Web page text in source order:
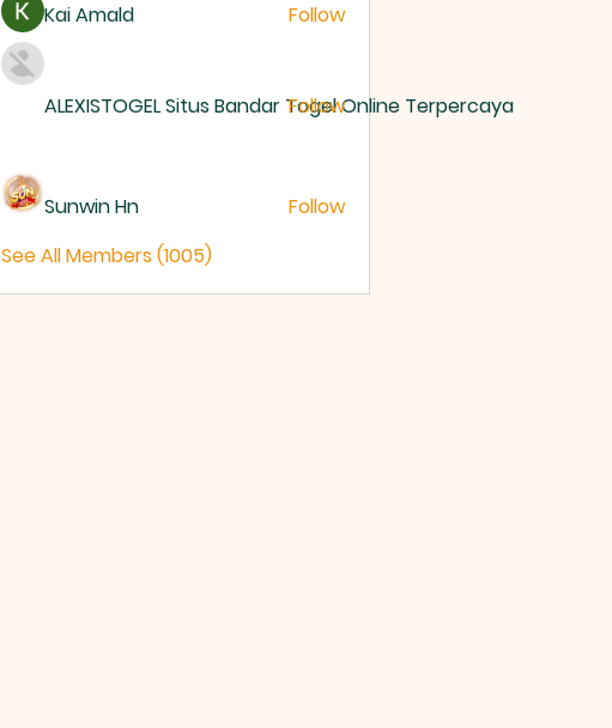
Kai Amald Follow
ALEXISTOGEL Situs Bandar Togel Online Terpercaya
Follow
Sunwin Hn
Follow
See All Members (1005)